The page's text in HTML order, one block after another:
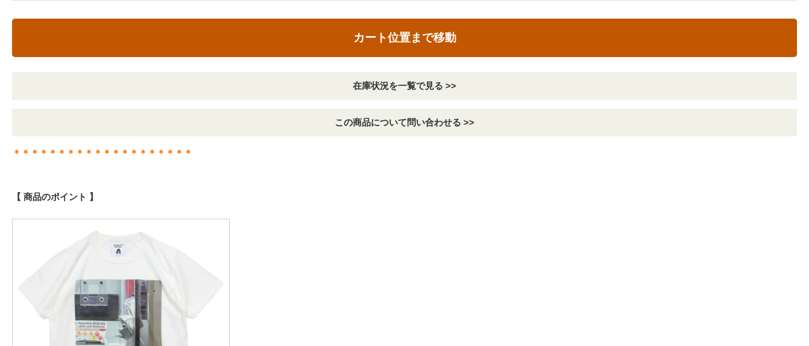
カート位置まで移動
在庫状況を一覧で見る >>
この商品について問い合わせる >>
＊＊＊＊＊＊＊＊＊＊＊＊＊＊＊＊＊＊＊＊
【 商品のポイント 】